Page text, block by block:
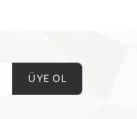
ÜYE OL